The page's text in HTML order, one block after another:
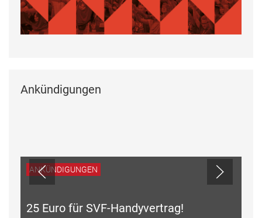
Ankündigungen
ANKÜNDIGUNGEN
25 Euro für SVF-Handyvertrag!